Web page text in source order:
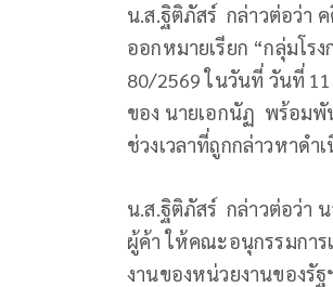
น.ส.ฐิติภัสร์ กล่าวต่อว่า
ออกหมายเรียก “กลุ่มโร
80/2569 ในวันที่ วันที่
ของ นายเอกนัฏ พร้อมพั
ช่วงเวลาที่ถูกกล่าวหาด
น.ส.ฐิติภัสร์ กล่าวต่อว่า
ผู้ค้า ให้คณะอนุกรรมการ
งานของหน่วยงานของรั